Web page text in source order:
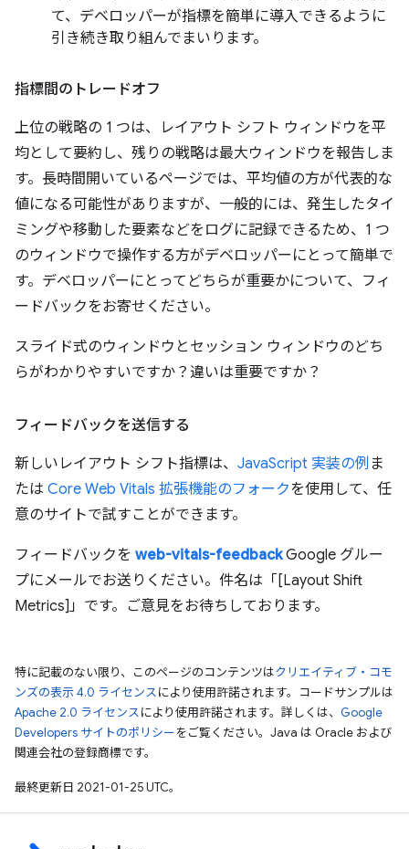
て、デベロッパーが指標を簡単に導入できるように
引き続き取り組んでまいります。
指標間のトレードオフ
上位の戦略の 1 つは、レイアウト シフト ウィンドウを平
均として要約し、残りの戦略は最大ウィンドウを報告しま
す。長時間開いているページでは、平均値の方が代表的な
値になる可能性がありますが、一般的には、発生したタイ
ミングや移動した要素などをログに記録できるため、1 つ
のウィンドウで操作する方がデベロッパーにとって簡単で
す。デベロッパーにとってどちらが重要かについて、フィ
ードバックをお寄せください。
スライド式のウィンドウとセッション ウィンドウのどち
らがわかりやすいですか？違いは重要ですか？
フィードバックを送信する
新しいレイアウト シフト指標は、 JavaScript 実装の例 ま
たは Core Web Vitals 拡張機能のフォークを使用して、任
意のサイトで試すことができます。
フィードバックを web-vitals-feedbackGoogle グルー
プにメールでお送りください。件名は「[Layout Shift
Metrics]」です。ご意見をお待ちしております。
特に記載のない限り、このページのコンテンツはクリエイティブ・コモ
ンズの表示 4.0 ライセンスにより使用許諾されます。コードサンプルは
Apache 2.0 ライセンスにより使用許諾されます。詳しくは、 Google
Developers サイトのポリシーをご覧ください。Java は Oracle および
関連会社の登録商標です。
最終更新日 2021-01-25 UTC。